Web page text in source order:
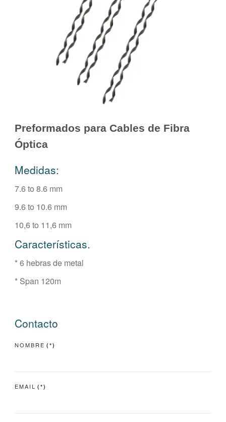
Preformados para Cables de Fibra
Óptica
Medidas:
7.6 to 8.6 mm
9.6 to 10.6 mm
10,6 to 11,6 mm
Características.
* 6 hebras de metal
* Span 120m
Contacto
NOMBRE (*)
EMAIL (*)